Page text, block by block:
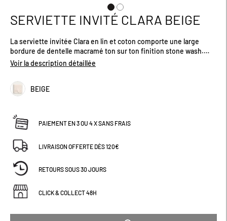
Passer
au
de
la
Galerie
SERVIETTE INVITÉ CLARA BEIGE
La serviette invitée Clara en lin et coton comporte une large
bordure de dentelle macramé ton sur ton finition stone wash.
C'est une pièce élégante et raffinée qui apportera une touche de
style à votre salle de bain.Certifié OEKO-TEX®. Dimensions (cm) :
30 X 50.
Voir la description détaillée
BEIGE
PAIEMENT EN 3 OU 4 X SANS FRAIS
LIVRAISON OFFERTE DÈS 120€
RETOURS SOUS 30 JOURS
CLICK & COLLECT 48H